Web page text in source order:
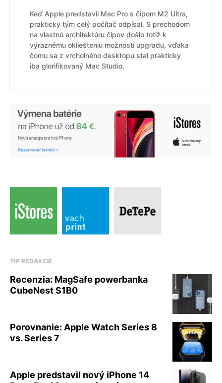
Keď Apple predstavil Mac Pro s čipom M2 Ultra,
prakticky tým celý počítač odpísal. S prechodom
na vlastnú architektúru čipov došlo totiž k
výraznému okliešteniu možností upgradu, vďaka
čomu sa z vrcholného desktopu stal prakticky
iba glorifikovaný Mac Studio.
TIP REDAKCIE
Recenzia: MagSafe powerbanka
CubeNest S1B0
Porovnanie: Apple Watch Series 8
vs. Series 7
Apple predstavil nový iPhone 14